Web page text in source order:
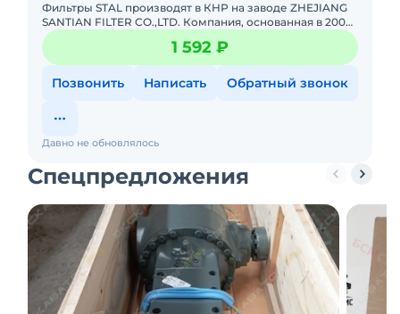
Фильтры STAL производят в КНР на заводе ZHEJIANG
SANTIAN FILTER CO.,LTD. Компания, основанная в 2003
году, является национальным высокотехнологичным
предприятие
1 592 ₽
Позвонить Написать Обратный звонок
Давно не обновлялось
Спецпредложения